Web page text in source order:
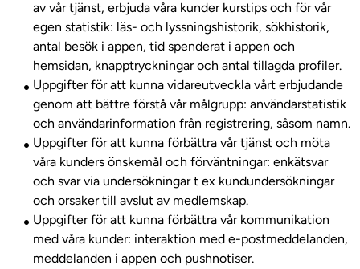
av vår tjänst, erbjuda våra kunder kurstips och för vår
egen statistik: läs- och lyssningshistorik, sökhistorik,
antal besök i appen, tid spenderat i appen och
hemsidan, knapptryckningar och antal tillagda profiler.
Uppgifter för att kunna vidareutveckla vårt erbjudande
genom att bättre förstå vår målgrupp: användarstatistik
och användarinformation från registrering, såsom namn.
Uppgifter för att kunna förbättra vår tjänst och möta
våra kunders önskemål och förväntningar: enkätsvar
och svar via undersökningar t ex kundundersökningar
och orsaker till avslut av medlemskap.
Uppgifter för att kunna förbättra vår kommunikation
med våra kunder: interaktion med e-postmeddelanden,
meddelanden i appen och pushnotiser.